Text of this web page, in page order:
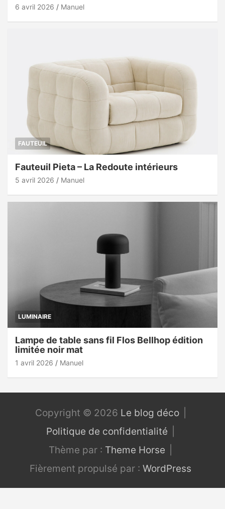
6 avril 2026 Manuel
FAUTEUIL
Fauteuil Pieta – La Redoute intérieurs
5 avril 2026 Manuel
LUMINAIRE
Lampe de table sans fil Flos Bellhop édition
limitée noir mat
1 avril 2026 Manuel
Copyright © 2026 Le blog déco
Politique de confidentialité
Thème par : Theme Horse
Fièrement propulsé par : WordPress